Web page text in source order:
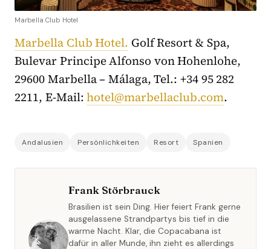
Marbella Club Hotel
Marbella Club Hotel. Golf Resort & Spa,
Bulevar Principe Alfonso von Hohenlohe,
29600 Marbella – Málaga, Tel.: +34 95 282
2211, E-Mail:hotel@marbellaclub.com.
Andalusien Persönlichkeiten Resort Spanien
Frank Störbrauck
Brasilien ist sein Ding. Hier feiert Frank gerne
ausgelassene Strandpartys bis tief in die
warme Nacht. Klar, die Copacabana ist
dafür in aller Munde, ihn zieht es allerdings